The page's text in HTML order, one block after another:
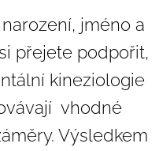
jméno a
přejete podpořit,
kineziologie
vhodné
Výsledkem